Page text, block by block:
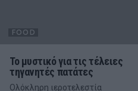
FOOD
Το μυστικό για τις τέλειες
τηγανητές πατάτες
Ολόκληρη ιεροτελεστία